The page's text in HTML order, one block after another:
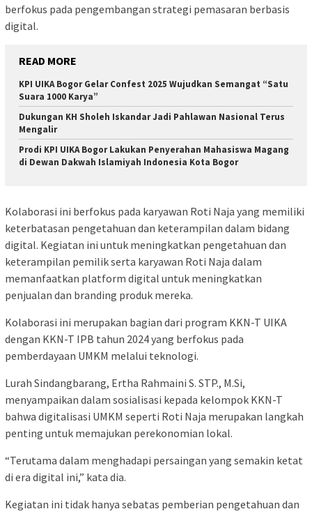
berfokus pada pengembangan strategi pemasaran berbasis
digital.
READ MORE
KPI UIKA Bogor Gelar Confest 2025 Wujudkan Semangat “Satu
Suara 1000 Karya”
Dukungan KH Sholeh Iskandar Jadi Pahlawan Nasional Terus
Mengalir
Prodi KPI UIKA Bogor Lakukan Penyerahan Mahasiswa Magang
di Dewan Dakwah Islamiyah Indonesia Kota Bogor
Kolaborasi ini berfokus pada karyawan Roti Naja yang memiliki
keterbatasan pengetahuan dan keterampilan dalam bidang
digital. Kegiatan ini untuk meningkatkan pengetahuan dan
keterampilan pemilik serta karyawan Roti Naja dalam
memanfaatkan platform digital untuk meningkatkan
penjualan dan branding produk mereka.
Kolaborasi ini merupakan bagian dari program KKN-T UIKA
dengan KKN-T IPB tahun 2024 yang berfokus pada
pemberdayaan UMKM melalui teknologi.
Lurah Sindangbarang, Ertha Rahmaini S. STP., M.Si,
menyampaikan dalam sosialisasi kepada kelompok KKN-T
bahwa digitalisasi UMKM seperti Roti Naja merupakan langkah
penting untuk memajukan perekonomian lokal.
“Terutama dalam menghadapi persaingan yang semakin ketat
di era digital ini,” kata dia.
Kegiatan ini tidak hanya sebatas pemberian pengetahuan dan